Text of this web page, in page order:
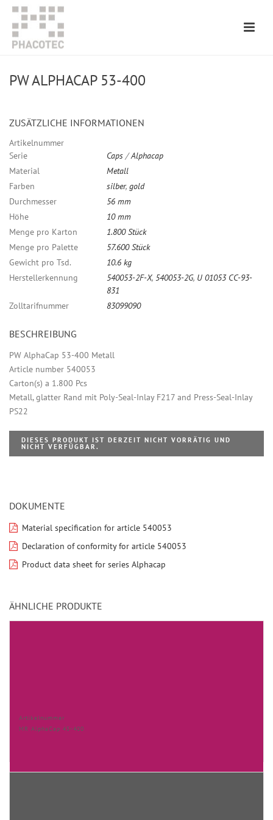
PW ALPHACAP 53-400
ZUSÄTZLICHE INFORMATIONEN
Artikelnummer
Serie
Caps /Alphacap
Material
Metall
Farben
silber, gold
Durchmesser
56 mm
Höhe
10 mm
Menge pro Karton
1.800 Stück
Menge pro Palette
57.600 Stück
Gewicht pro Tsd.
10.6 kg
Herstellerkennung
540053-2F-X, 540053-2G, U 01053 CC-93-
831
Zolltarifnummer
83099090
BESCHREIBUNG
PW AlphaCap 53-400 Metall
Article number 540053
Carton(s) a 1.800 Pcs
Metall, glatter Rand mit Poly-Seal-Inlay F217 and Press-Seal-Inlay
PS22
DIESES PRODUKT IST DERZEIT NICHT VORRÄTIG UND
NICHT VERFÜGBAR.
DOKUMENTE
Material specification for article 540053
Declaration of conformity for article 540053
Product data sheet for series Alphacap
ÄHNLICHE PRODUKTE
Artikelnummer
MR AlphaCap 45-400